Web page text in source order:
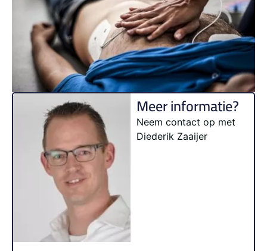
Meer informatie?
Neem contact op met
Diederik Zaaijer